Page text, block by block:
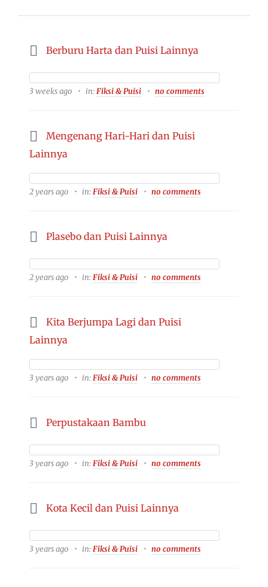
Berburu Harta dan Puisi Lainnya
3 weeks ago in:Fiksi & Puisi no comments
Mengenang Hari-Hari dan Puisi
Lainnya
2 years ago in:Fiksi & Puisi no comments
Plasebo dan Puisi Lainnya
2 years ago in:Fiksi & Puisi no comments
Kita Berjumpa Lagi dan Puisi
Lainnya
3 years ago in:Fiksi & Puisi no comments
Perpustakaan Bambu
3 years ago in:Fiksi & Puisi no comments
Kota Kecil dan Puisi Lainnya
3 years ago in:Fiksi & Puisi no comments